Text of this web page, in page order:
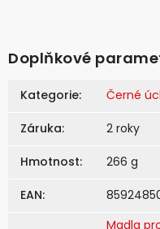
Doplňkové
Kategorie: Černé
Záruka: 2 roky
Hmotnost: 266 g
EAN:
Madla